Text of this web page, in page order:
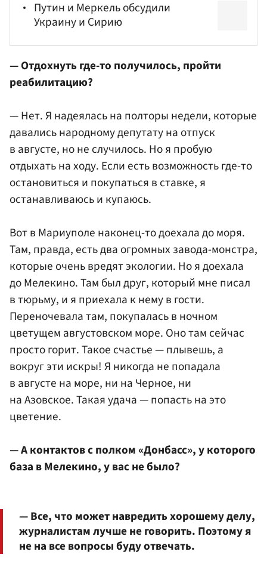
Путин и Меркель обсудили
Украину и Сирию
— Отдохнуть где-то получилось, пройти
реабилитацию?
— Нет. Я надеялась на полторы недели, которые
давались народному депутату на отпуск
в августе, но не случилось. Но я пробую
отдыхать на ходу. Если есть возможность где-то
остановиться и покупаться в ставке, я
останавливаюсь и купаюсь.
Вот в Мариуполе наконец-то доехала до моря.
Там, правда, есть два огромных завода-монстра,
которые очень вредят экологии. Но я доехала
до Мелекино. Там был друг, который мне писал
в тюрьму, и я приехала к нему в гости.
Переночевала там, покупалась в ночном
цветущем августовском море. Оно там сейчас
просто горит. Такое счастье — плывешь, а
вокруг эти искры! Я никогда не попадала
в августе на море, ни на Черное, ни
на Азовское. Такая удача — попасть на это
цветение.
— А контактов с полком «Донбасс», у которого
база в Мелекино, у вас не было?
— Все, что может навредить хорошему делу,
журналистам лучше не говорить. Поэтому я
не на все вопросы буду отвечать.